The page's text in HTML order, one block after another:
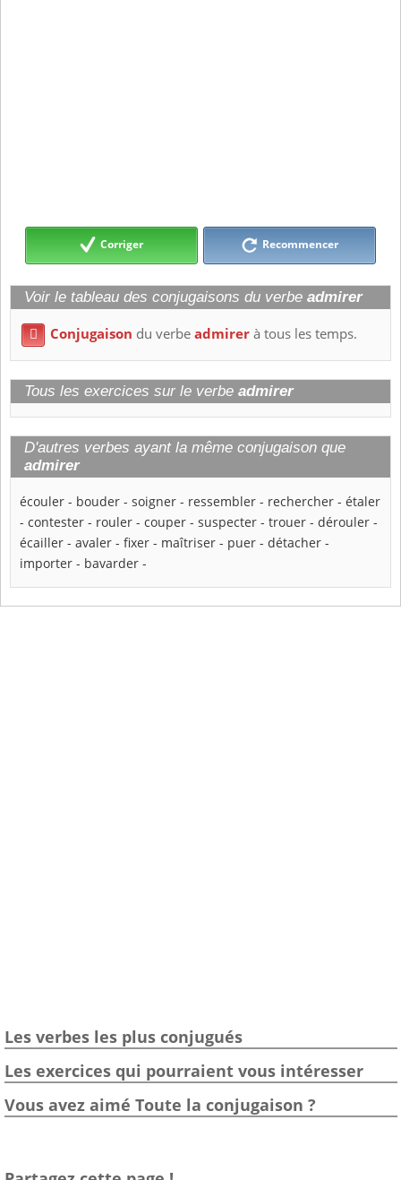
Corriger Recommencer
Voir le tableau des conjugaisons du verbe admirer
 Conjugaison du verbeadmirerà tous les temps.
Tous les exercices sur le verbe admirer
D'autres verbes ayant la même conjugaison que
admirer
écouler - bouder - soigner - ressembler - rechercher - étaler
- contester - rouler - couper - suspecter - trouer - dérouler -
écailler - avaler - fixer - maîtriser - puer - détacher -
importer - bavarder -
Les verbes les plus conjugués
Les exercices qui pourraient vous intéresser
Vous avez aimé Toute la conjugaison ?